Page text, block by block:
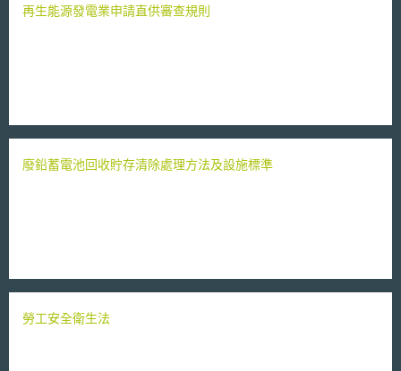
再生能源發電業申請直供審查規則
廢鉛蓄電池回收貯存清除處理方法及設施標準
勞工安全衛生法